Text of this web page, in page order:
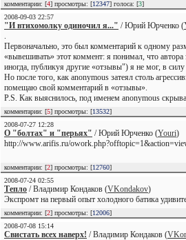
комментарии: [4] просмотры: [12347] голоса: [3]
2008-09-03 22:57
"И втихомолку одиночил я..." / Юрий Юрченко (
.
Первоначально, это был комментарий к одному
«вывешивать» этот коммент: я понимал, что
иногда, публикуя другие «отзывы") я не мог, в
Но после того, как anonymous затеял столь
помещаю свой комментарий в «отзывы».
P.S. Как выяснилось, под именем anonymous
комментарии: [5] просмотры: [13532]
2008-07-27 12:28
О "болтах" и "перьях" / Юрий Юрченко (Youri)
http://www.arifis.ru/
комментарии: [2] просмотры: [12760]
2008-07-24 02:55
Тепло / Владимир Кондаков (VKondakov)
Экспромт на первый опыт холодного батика
комментарии: [2] просмотры: [12006]
2008-07-08 15:14
Свистать всех наверх! / Владимир Кондаков (